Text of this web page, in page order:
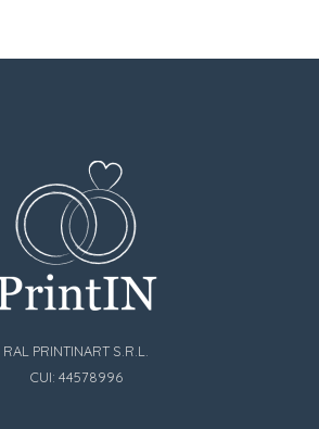
RAL PRINTINART S.R.L.
CUI: 44578996